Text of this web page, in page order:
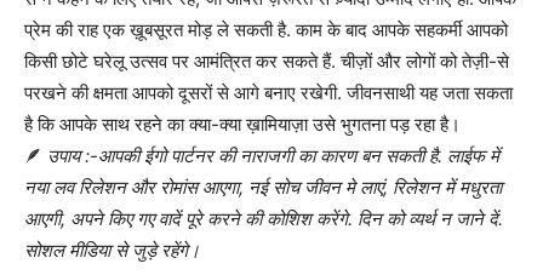
प्रेम की राह एक ख़ूबसूरत मोड़ ले सकती है. काम के बाद आपके सहकर्मी आपको
किसी छोटे घरेलू उत्सव पर आमंत्रित कर सकते हैं. चीज़ों और लोगों को तेज़ी-से
परखने की क्षमता आपको दूसरों से आगे बनाए रखेगी. जीवनसाथी यह जता सकता
है कि आपके साथ रहने का क्या-क्या ख़ामियाज़ा उसे भुगतना पड़ रहा है।
🪶 उपाय :-आपकी ईगो पार्टनर की नाराजगी का कारण बन सकती है. लाईफ में
नया लव रिलेशन और रोमांस आएगा, नई सोच जीवन मे लाएं, रिलेशन में मधुरता
आएगी, अपने किए गए वादें पूरे करने की कोशिश करेंगे. दिन को व्यर्थ न जाने दें.
सोशल मीडिया से जुड़े रहेंगे।